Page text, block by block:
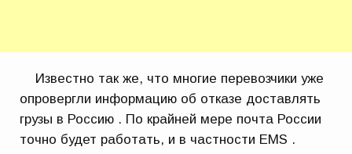
Известно так же, что многие перевозчики уже
опровергли информацию об отказе доставлять
грузы в Россию . По крайней мере почта России
точно будет работать, и в частности EMS .